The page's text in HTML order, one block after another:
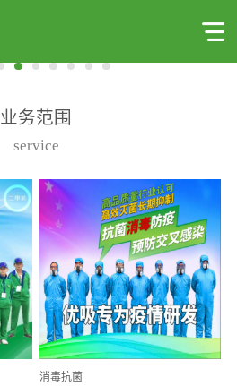
业务范围
service
消毒抗菌